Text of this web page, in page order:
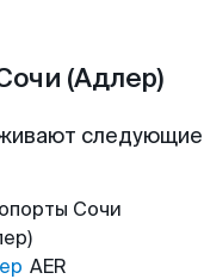
(Адлер)
Сочи
AER